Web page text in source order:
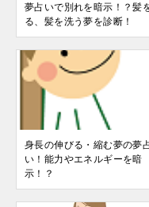
夢占いで別れを暗示！？髪
る、髪を洗う夢を診断！
身長の伸びる・縮む夢の夢
い！能力やエネルギーを暗
示！？